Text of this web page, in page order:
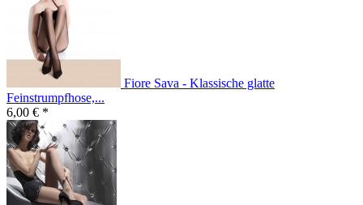
Fiore Sava - Klassische glatte
Feinstrumpfhose,...
6,00 € *